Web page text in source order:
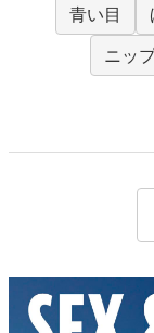
青い目
ニッ